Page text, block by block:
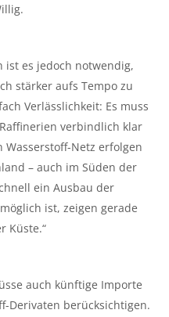
ist es jedoch notwendig,
stärker aufs Tempo zu
Verlässlichkeit: Es muss
verbindlich klar
Netz erfolgen
– auch im Süden der
ein Ausbau der
ist, zeigen gerade
Küste.“
auch künftige Importe
Derivaten berücksichtigen.